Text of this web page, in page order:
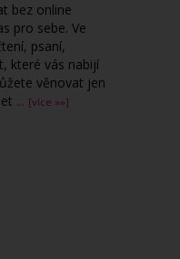
bez online
pro sebe. Ve
psaní,
které vás nabijí
věnovat jen
... [více »»]